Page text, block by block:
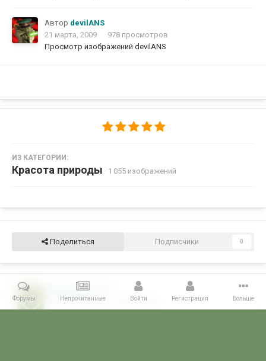
Автор devilANS
21 марта, 2009
978 просмотров
Просмотр изображений devilANS
ИЗ КАТЕГОРИИ:
Красота природы · 1 055 изображений
Поделиться Подписчики 0
Владимир
Опубликовано 21 марта, 2009
Форумы Непрочитанные Войти Регистрация Больше